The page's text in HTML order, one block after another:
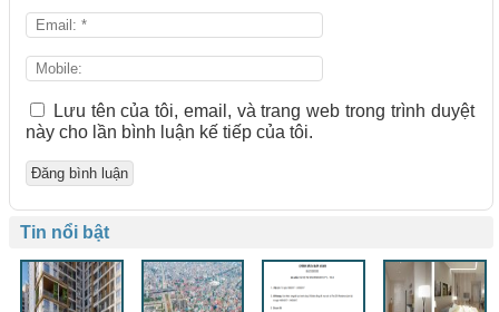
Lưu tên của tôi, email, và trang web trong trình duyệt
này cho lần bình luận kế tiếp của tôi.
Tin nổi bật